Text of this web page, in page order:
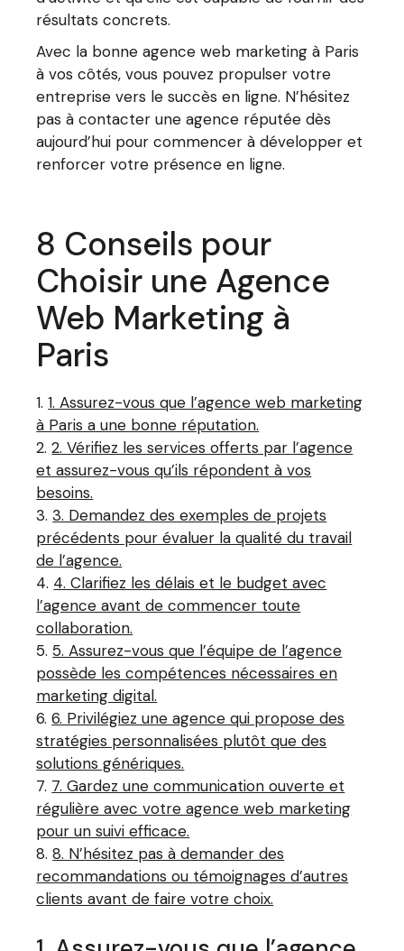
résultats concrets.
Avec la bonne agence web marketing à Paris
à vos côtés, vous pouvez propulser votre
entreprise vers le succès en ligne. N’hésitez
pas à contacter une agence réputée dès
aujourd’hui pour commencer à développer et
renforcer votre présence en ligne.
8 Conseils pour
Choisir une Agence
Web Marketing à
Paris
1. Assurez-vous que l’agence web marketing
à Paris a une bonne réputation.
2. Vérifiez les services offerts par l’agence
et assurez-vous qu’ils répondent à vos
besoins.
3. Demandez des exemples de projets
précédents pour évaluer la qualité du travail
de l’agence.
4. Clarifiez les délais et le budget avec
l’agence avant de commencer toute
collaboration.
5. Assurez-vous que l’équipe de l’agence
possède les compétences nécessaires en
marketing digital.
6. Privilégiez une agence qui propose des
stratégies personnalisées plutôt que des
solutions génériques.
7. Gardez une communication ouverte et
régulière avec votre agence web marketing
pour un suivi efficace.
8. N’hésitez pas à demander des
recommandations ou témoignages d’autres
clients avant de faire votre choix.